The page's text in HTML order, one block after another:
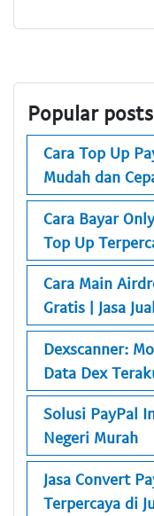
Popular posts
Cara Top Up
Mudah dan
Cara Bayar
Top Up
Cara Main
Gratis | Jasa
Dexscanner:
Data Dex
Solusi PayPal
Negeri Murah
Jasa Convert
Terpercaya di